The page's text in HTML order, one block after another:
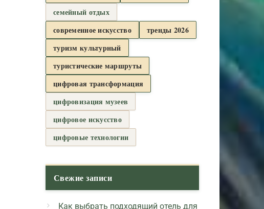
семейный отдых
современное искусство
тренды 2026
туризм культурный
туристические маршруты
цифровая трансформация
цифровизация музеев
цифровое искусство
цифровые технологии
Свежие записи
Как выбрать подходящий отель для